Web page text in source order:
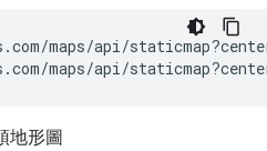
maps/api/
maps/api/